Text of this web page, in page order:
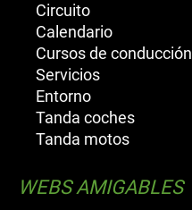
Circuito
Calendario
Cursos de conducción
Servicios
Entorno
Tanda coches
Tanda motos
WEBS AMIGABLES